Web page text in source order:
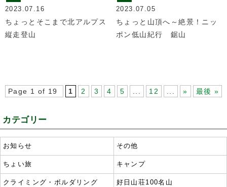
2023.07.16
ちょっとそこまで北アルプス
縦走登山
2023.07.05
ちょっと山頂へ～絶景！ニッ
ポン低山紀行 鋸山
Page 1 of 19 1 2 3 4 5 12 » 最後 »
カテゴリー
お知らせ その他
ちょい旅 キャンプ
クライミング・ボルダリング 好日山荘100名山